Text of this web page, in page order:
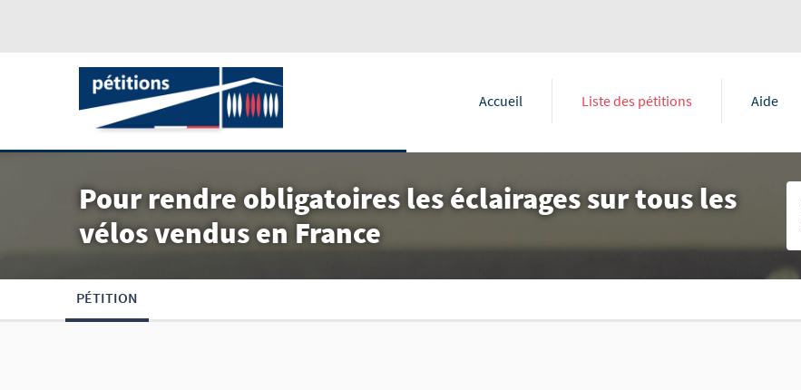
Accueil Liste des pétitions Aide
Pour rendre obligatoires les éclairages sur tous les
vélos vendus en France
PÉTITION